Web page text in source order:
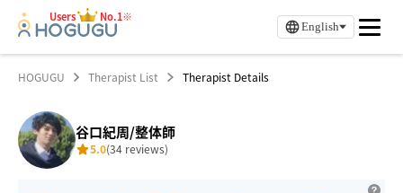
Users No.1※
English
HOGUGU Therapist List Therapist Details
谷口紀周/整体師
5.0(34 reviews)